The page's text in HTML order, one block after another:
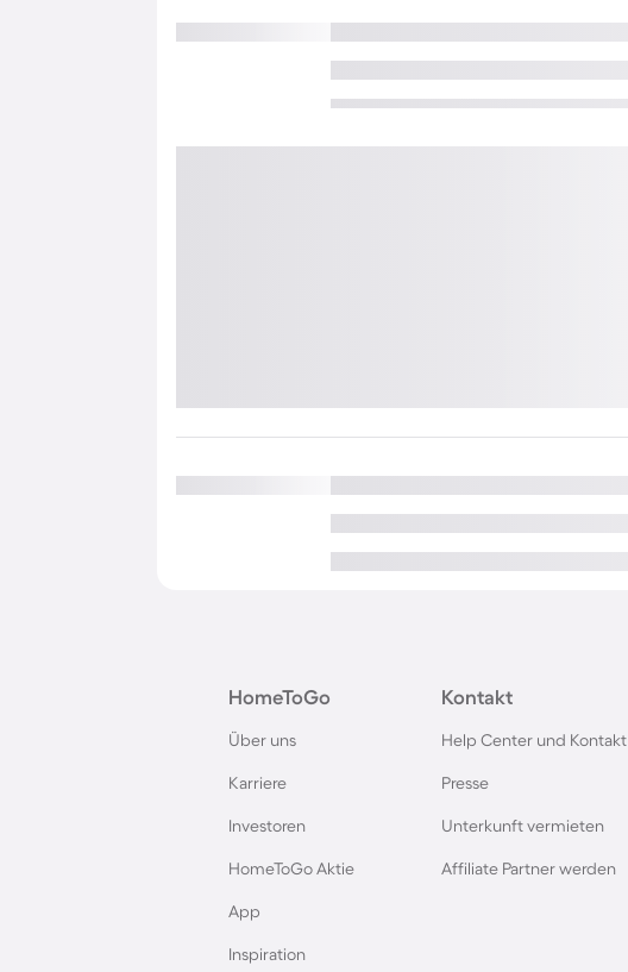
HomeToGo
Über uns
Karriere
Investoren
HomeToGo Aktie
App
Inspiration
Kontakt
Help Center und Kontakt
Presse
Unterkunft vermieten
Affiliate Partner werden